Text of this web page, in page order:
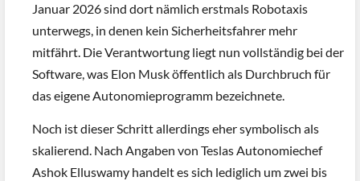
Januar 2026 sind dort nämlich erstmals Robotaxis
unterwegs, in denen kein Sicherheitsfahrer mehr
mitfährt. Die Verantwortung liegt nun vollständig bei der
Software, was Elon Musk öffentlich als Durchbruch für
das eigene Autonomieprogramm bezeichnete.
Noch ist dieser Schritt allerdings eher symbolisch als
skalierend. Nach Angaben von Teslas Autonomiechef
Ashok Elluswamy handelt es sich lediglich um zwei bis